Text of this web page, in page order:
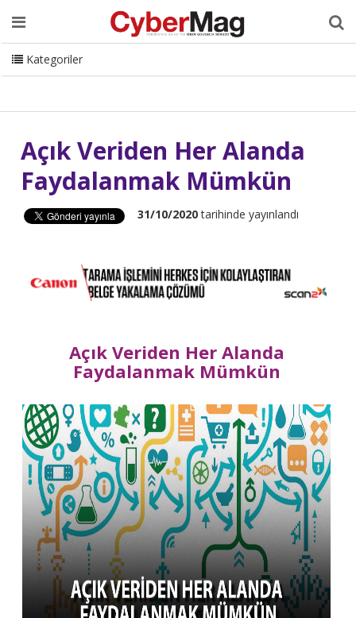
Ana Sayfa Hakkımızda Dergi Editörden
Danışmanlık
ISC Turkey Sizden Gelenler
İletişim
CyberMag Logo
Kategoriler
Açık Veriden Her Alanda
Faydalanmak Mümkün
31/10/2020tarihinde yayınlandı
Açık Veriden Her Alanda
Faydalanmak Mümkün